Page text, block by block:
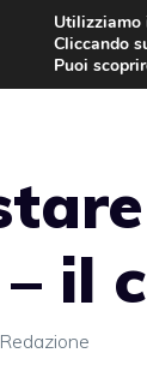
il
Redazione
Utilizziamo
Cliccando
Puoi